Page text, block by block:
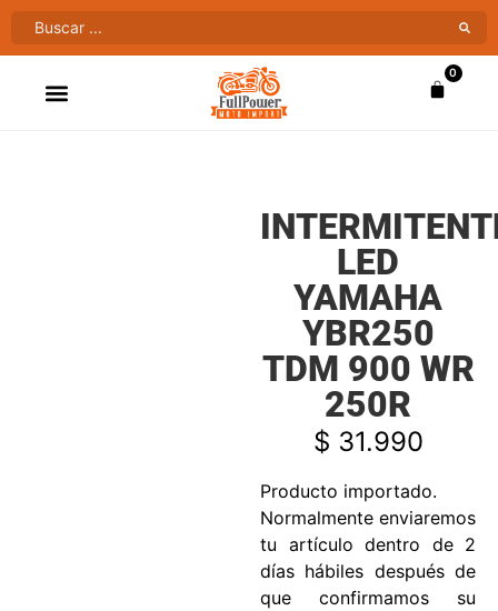
0
LED
YAMAHA
YBR250
TDM 900 WR
250R
$ 31.990
Producto importado.
Normalmente enviaremos
tu artículo dentro de 2
días hábiles después de
que confirmamos su